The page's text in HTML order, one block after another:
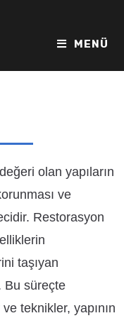
MENÜ
olan yapıların
ve
Restorasyon
taşıyan
Bu süreçte
teknikler, yapının